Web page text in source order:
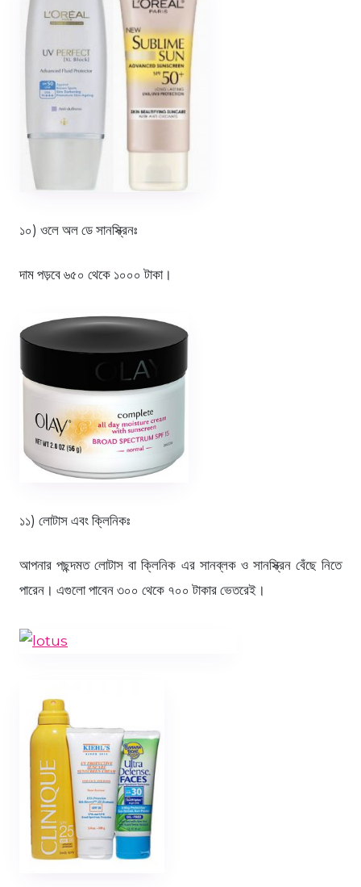
১০) ওলে অল ডে সানস্ক্রিনঃ
দাম পড়বে ৬৫০ থেকে ১০০০ টাকা।
১১) লোটাস এবং ক্লিনিকঃ
আপনার পছন্দমত লোটাস বা ক্লিনিক এর সানব্লক ও সানস্ক্রিন বেঁছে নিতে
পারেন। এগুলো পাবেন ৩০০ থেকে ৭০০ টাকার ভেতরেই।